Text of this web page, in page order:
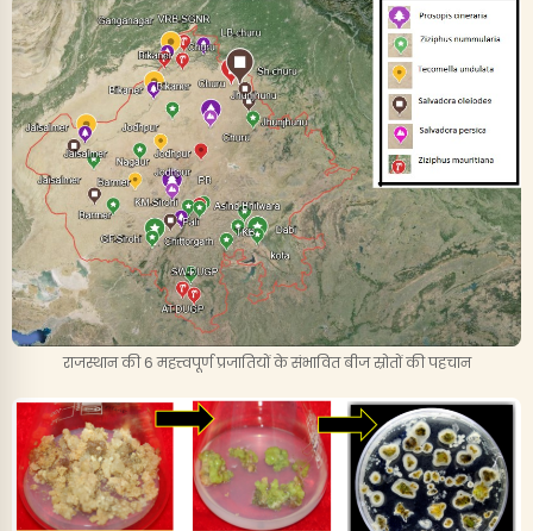
राजस्थान की 6 महत्त्वपूर्ण प्रजातियों के संभावित बीज स्रोतों की पहचान